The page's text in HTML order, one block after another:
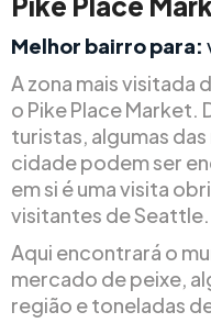
Melhor bairro para:
A zona mais visitada
o Pike Place Market.
turistas, algumas
cidade podem ser
em si é uma visita
visitantes de Seattle.
Aqui encontrará o
mercado de peixe,
região e toneladas